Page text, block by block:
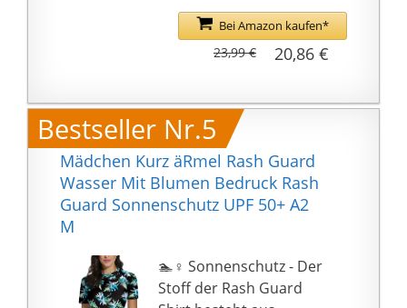
Bootfahren, Surfen,
Tauchen, Schwimmen
und vieles mehr.
für optimale
Bewegungsfreiheit,
Reißverschluss im
Reißverschlussgarage:
Verhindert Kratzen an
Hals und Kinn
Leichte Reinigung und
Pflege:
Maschinenwaschbar
trocknend - Waschen
vor dem ersten Tragen
empfohlen
Bei Amazon kaufen*
20,86 €
23,99 €
Bestseller Nr.5
Mädchen Kurz äRmel Rash Guard
Wasser Mit Blumen Bedruck Rash
Guard Sonnenschutz UPF 50+ A2
M
🏊♀ Sonnenschutz - Der
Stoff der Rash Guard